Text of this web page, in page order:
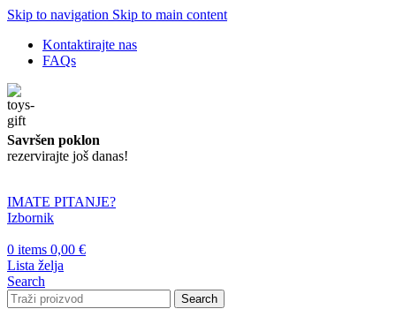
Skip to navigation Skip to main content
Kontaktirajte nas
FAQs
Savršen poklon
rezervirajte još danas!
IMATE PITANJE?
Izbornik
0 items 0,00 €
Lista želja
Search
Search